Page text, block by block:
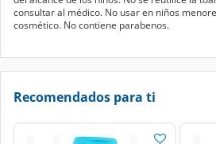
consultar al médico. No usar en niños
cosmético. No contiene parabenos.
Recomendados para ti